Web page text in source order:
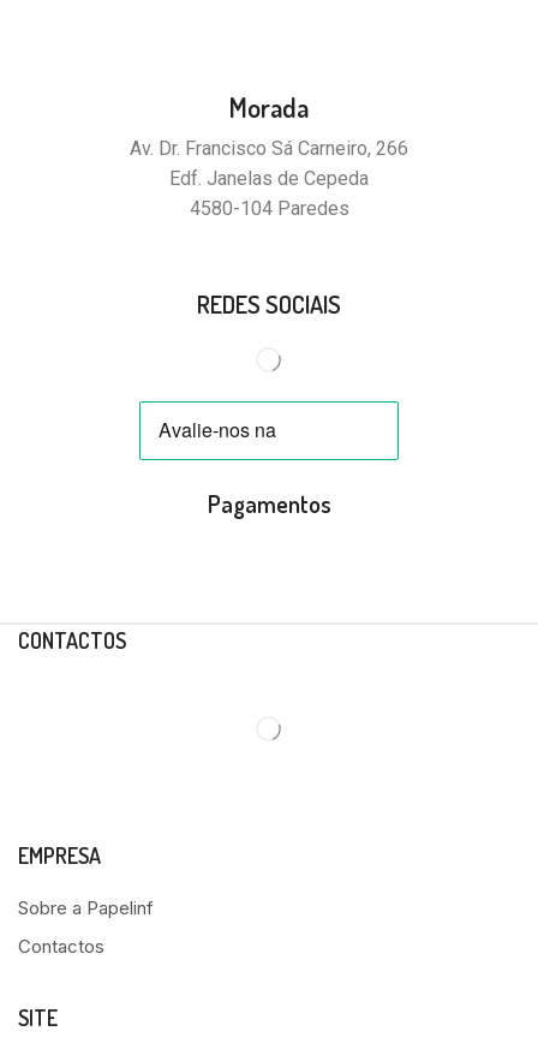
Morada
Av. Dr. Francisco Sá Carneiro, 266
Edf. Janelas de Cepeda
4580-104 Paredes
REDES SOCIAIS
Pagamentos
CONTACTOS
EMPRESA
Sobre a Papelinf
Contactos
SITE